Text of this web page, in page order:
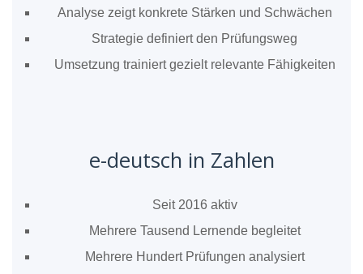
Analyse zeigt konkrete Stärken und Schwächen
Strategie definiert den Prüfungsweg
Umsetzung trainiert gezielt relevante Fähigkeiten
e-deutsch in Zahlen
Seit 2016 aktiv
Mehrere Tausend Lernende begleitet
Mehrere Hundert Prüfungen analysiert